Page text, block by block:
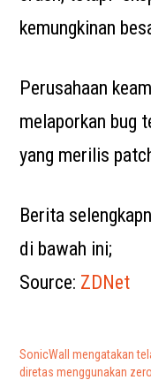
kemungkinan
Perusahaan
melaporkan bug
yang merilis
Berita
di bawah ini;
Source: ZDNet
SonicWall mengatakan
diretas menggunakan